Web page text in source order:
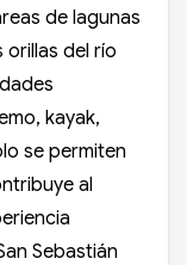
de lagunas
del río
kayak,
se permiten
al
Sebastián